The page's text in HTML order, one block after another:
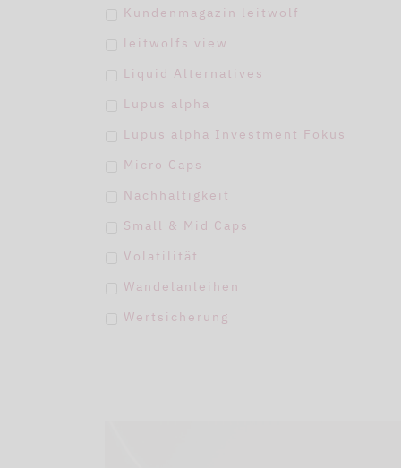
Kundenmagazin leitwolf
leitwolfs view
Liquid Alternatives
Lupus alpha
Lupus alpha Investment Fokus
Micro Caps
Nachhaltigkeit
Small & Mid Caps
Volatilität
Wandelanleihen
Wertsicherung